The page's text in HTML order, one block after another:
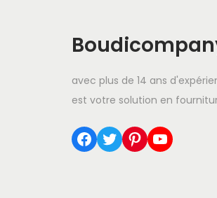
avec plus de 14 ans
est votre solution en
Facebook Twitter Pinterest YouTube